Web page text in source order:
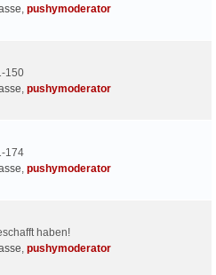
, pushymoderator
150
, pushymoderator
174
, pushymoderator
haben!
, pushymoderator